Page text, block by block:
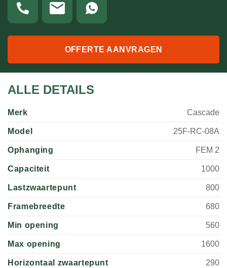
OFFERTE AANVRAGEN
ALLE DETAILS
Merk Cascade
Model 25F-RC-08A
Ophanging FEM 2
Capaciteit 1000
Lastzwaartepunt 800
Framebreedte 680
Min opening 560
Max opening 1600
Horizontaal zwaartepunt 290